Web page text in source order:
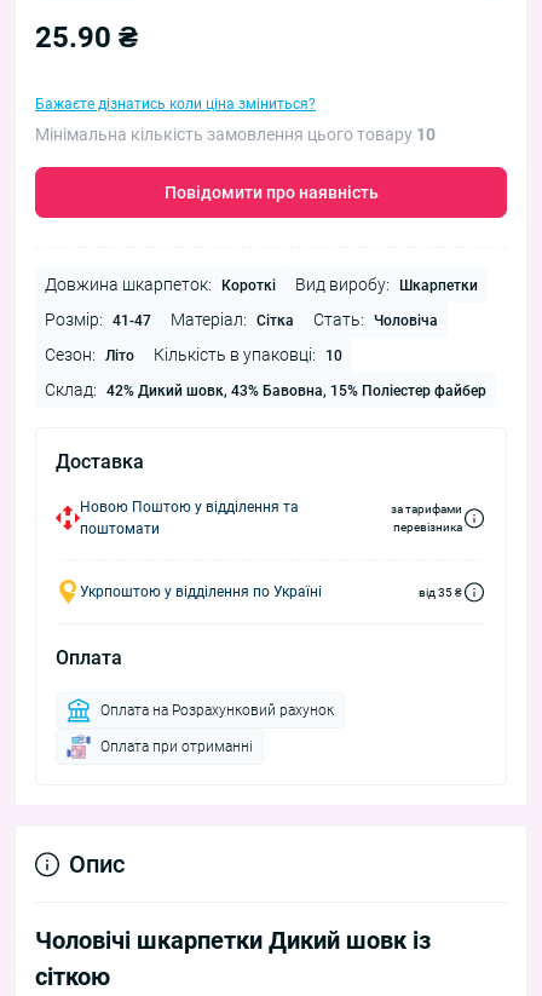
25.90 ₴
Бажаєте дізнатись коли ціна зміниться?
Мінімальна кількість замовлення цього товару 10
Повідомити про наявність
Довжина шкарпеток: Короткі Вид виробу: Шкарпетки
Розмір: 41-47 Матеріал: Сітка Стать: Чоловіча
Сезон: Літо Кількість в упаковці: 10
Склад: 42% Дикий шовк, 43% Бавовна, 15% Поліестер файбер
Доставка
Новою Поштою у відділення та
поштомати
за тарифами
перевізника
Укрпоштою у відділення по Україні від 35 ₴
Оплата
Оплата на Розрахунковий рахунок
Оплата при отриманні
Опис
Чоловічі шкарпетки Дикий шовк із
сіткою